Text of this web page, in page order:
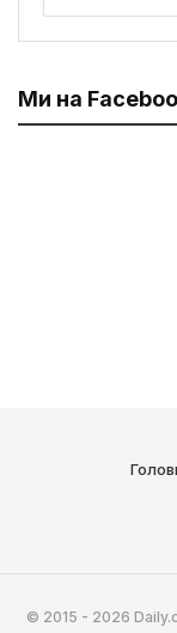
Ми на
© 2015 - 2026